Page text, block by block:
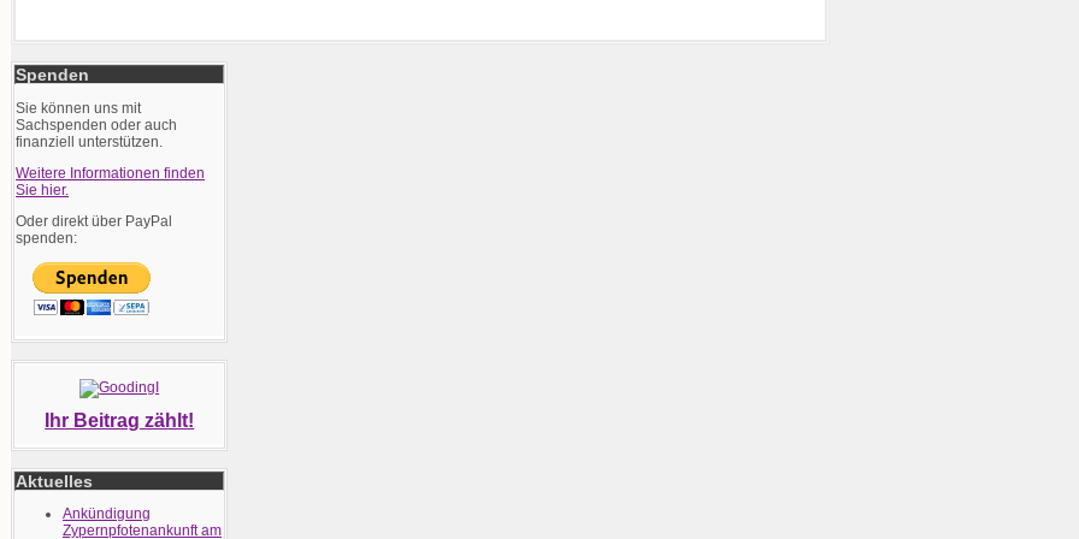
Spenden
Sie können uns mit
Sachspenden oder auch
finanziell unterstützen.
Weitere Informationen finden
Sie hier.
Oder direkt über PayPal
spenden:
Ihr Beitrag zählt!
Aktuelles
Ankündigung
Zypernpfotenankunft am